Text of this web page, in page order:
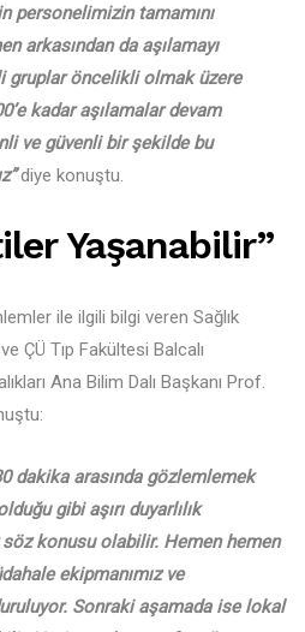
personelimizin tamamını
arkasından da aşılamayı
gruplar öncelikli olmak üzere
kadar aşılamalar devam
ve güvenli bir şekilde bu
diye konuştu.
Yaşanabilir”
ile ilgili bilgi veren Sağlık
ÇÜ Tıp Fakültesi Balcalı
Ana Bilim Dalı Başkanı Prof.
dakika arasında gözlemlemek
gibi aşırı duyarlılık
konusu olabilir. Hemen hemen
ekipmanımız ve
Sonraki aşamada ise lokal